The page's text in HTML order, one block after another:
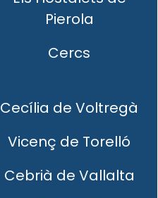
Pierola
Cercs
Cecília de Voltregà
Vicenç de Torelló
Cebrià de Vallalta